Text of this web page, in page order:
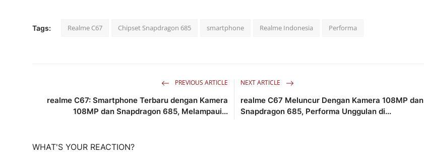
Tags: Realme C67 Chipset Snapdragon 685 smartphone Realme Indonesia Performa
PREVIOUS ARTICLE
realme C67: Smartphone Terbaru dengan Kamera
108MP dan Snapdragon 685, Melampaui...
NEXT ARTICLE
realme C67 Meluncur Dengan Kamera 108MP dan
Snapdragon 685, Performa Unggulan di...
WHAT'S YOUR REACTION?